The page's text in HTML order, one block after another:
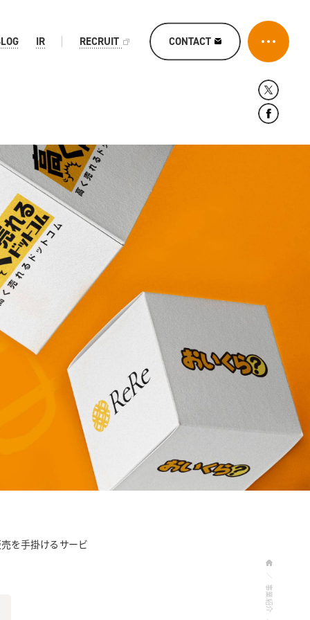
CONTACT
IR RECRUIT
事業紹介
売を手掛けるサービ